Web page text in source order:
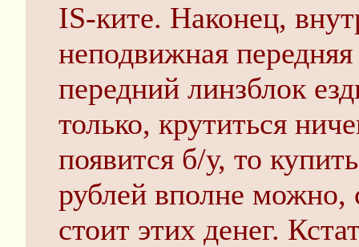
IS-ките. Наконец,
неподвижная
передний линзблок
только, крутиться
появится б/у, то
рублей вполне можно,
стоит этих денег.